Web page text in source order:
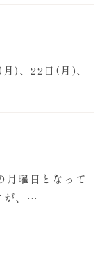
)、22日(月)、
月曜日となって
が、…